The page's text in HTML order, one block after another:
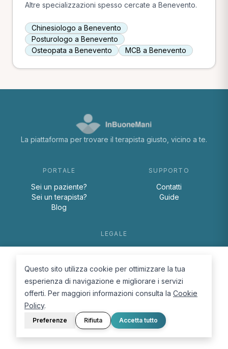
Altre specializzazioni spesso cercate a Benevento.
Chinesiologo a Benevento
Posturologo a Benevento
Osteopata a Benevento
MCB a Benevento
La piattaforma per trovare il terapista giusto, vicino a te.
PORTALE
Sei un paziente?
Sei un terapista?
Blog
SUPPORTO
Contatti
Guide
LEGALE
Cookie Policy
© 2026 D.Lab S.r.l. — InBuoneMani
Questo sito utilizza cookie per ottimizzare la tua
esperienza di navigazione e migliorare i servizi
offerti. Per maggiori informazioni consulta la Cookie
Policy.
Preferenze Rifiuta Accetta tutto